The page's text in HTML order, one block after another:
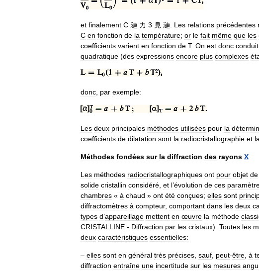
et finalement C 漣 力 3 見 漣. Les relations précédentes
C en fonction de la température; or le fait même que les
coefficients varient en fonction de T. On est donc conduit
quadratique (des expressions encore plus complexes
donc, par exemple:
Les deux principales méthodes utilisées pour la
coefficients de dilatation sont la radiocristallographie et
Méthodes fondées sur la diffraction des rayons X
Les méthodes radiocristallographiques ont pour objet de
solide cristallin considéré, et l’évolution de ces
chambres « à chaud » ont été conçues; elles sont
diffractomètres à compteur, comportant dans les deux
types d’appareillage mettent en œuvre la méthode
CRISTALLINE - Diffraction par les cristaux). Toutes les
deux caractéristiques essentielles:
– elles sont en général très précises, sauf, peut-être, à
diffraction entraîne une incertitude sur les mesures